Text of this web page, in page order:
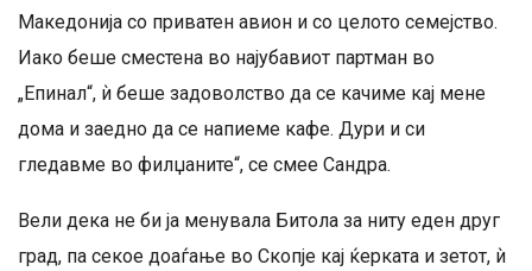
Македонија со приватен авион и со целото семејство.
Иако беше сместена во најубавиот партман во
„Епинал“, ѝ беше задоволство да се качиме кај мене
дома и заедно да се напиеме кафе. Дури и си
гледавме во филџаните“, се смее Сандра.
Вели дека не би ја менувала Битола за ниту еден друг
град, па секое доаѓање во Скопје кај ќерката и зетот, ѝ